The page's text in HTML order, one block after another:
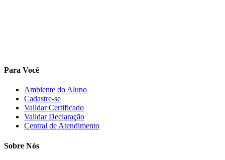
Para Você
Ambiente do Aluno
Cadastre-se
Validar Certificado
Validar Declaração
Central de Atendimento
Sobre Nós